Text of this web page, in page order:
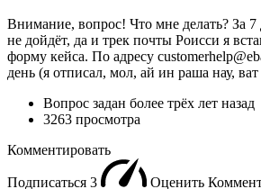
Внимание, вопрос! Что мне делать? За 7
не дойдёт, да и трек почты Роисси я
форму кейса. По адресу
день (я отписал, мол, ай ин раша нау,
Вопрос задан более трёх лет назад
3263 просмотра
Комментировать
Подписаться 3 Оценить